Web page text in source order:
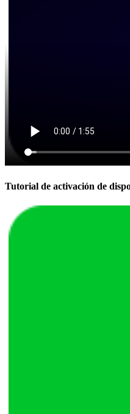
Tutorial de activación de